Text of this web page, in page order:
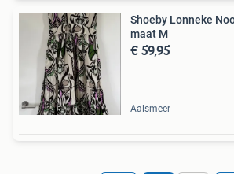
Shoeby Lonneke
maat M
€ 59,95
Aalsmeer